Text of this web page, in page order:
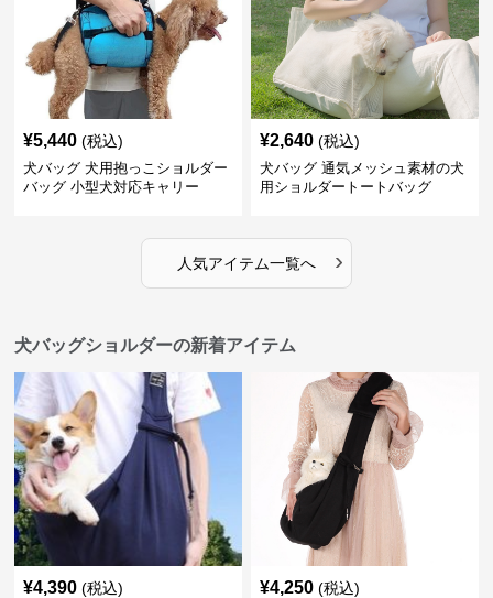
¥5,440 (税込)
犬バッグ 犬用抱っこショルダー
バッグ 小型犬対応キャリー
¥2,640 (税込)
犬バッグ 通気メッシュ素材の犬
用ショルダートートバッグ
人気アイテム一覧へ ›
犬バッグショルダーの新着アイテム
¥4,390 (税込) ¥4,250 (税込)